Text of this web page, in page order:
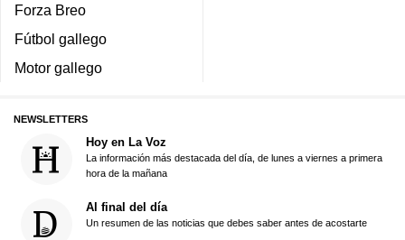
Forza Breo
Fútbol gallego
Motor gallego
NEWSLETTERS
Hoy en La Voz
La información más destacada del día, de lunes a viernes a primera
hora de la mañana
Al final del día
Un resumen de las noticias que debes saber antes de acostarte